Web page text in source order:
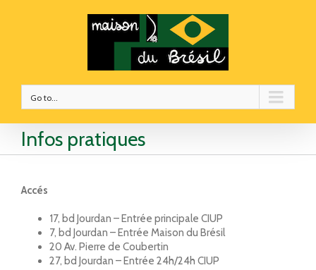
Go to...
Infos pratiques
Accés
17, bd Jourdan – Entrée principale CIUP
7, bd Jourdan – Entrée Maison du Brésil
20 Av. Pierre de Coubertin
27, bd Jourdan – Entrée 24h/24h CIUP